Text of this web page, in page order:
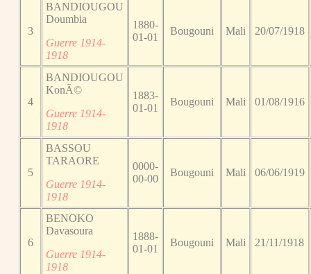
3
BANDIOUGOU
Doumbia
Guerre 1914-
1918
1880-
01-01
Bougouni Mali 20/07/1918
4
BANDIOUGOU
KonÃ©
Guerre 1914-
1918
1883-
01-01
Bougouni Mali 01/08/1916
5
BASSOU
TARAORE
Guerre 1914-
1918
0000-
00-00
Bougouni Mali 06/06/1919
6
BENOKO
Davasoura
Guerre 1914-
1918
1888-
01-01
Bougouni Mali 21/11/1918